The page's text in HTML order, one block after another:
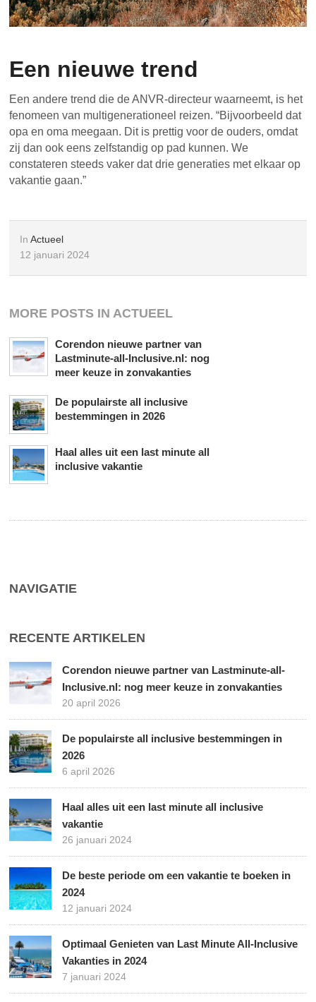
Een nieuwe trend
Een andere trend die de ANVR-directeur waarneemt, is het
fenomeen van multigenerationeel reizen. “Bijvoorbeeld dat
opa en oma meegaan. Dit is prettig voor de ouders, omdat
zij dan ook eens zelfstandig op pad kunnen. We
constateren steeds vaker dat drie generaties met elkaar op
vakantie gaan.”
InActueel
12 januari 2024
MORE POSTS IN ACTUEEL
Corendon nieuwe partner van
Lastminute-all-Inclusive.nl: nog
meer keuze in zonvakanties
De populairste all inclusive
bestemmingen in 2026
Haal alles uit een last minute all
inclusive vakantie
NAVIGATIE
RECENTE ARTIKELEN
Corendon nieuwe partner van Lastminute-all-
Inclusive.nl: nog meer keuze in zonvakanties
20 april 2026
De populairste all inclusive bestemmingen in
2026
6 april 2026
Haal alles uit een last minute all inclusive
vakantie
26 januari 2024
De beste periode om een vakantie te boeken in
2024
12 januari 2024
Optimaal Genieten van Last Minute All-Inclusive
Vakanties in 2024
7 januari 2024